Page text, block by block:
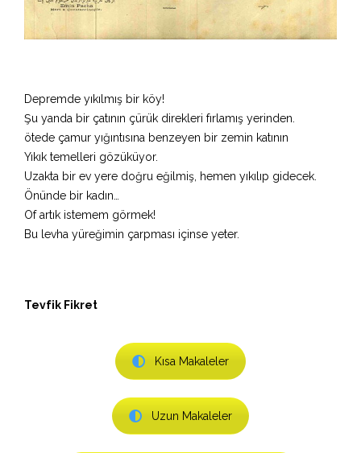
Depremde yıkılmış bir köy!
Şu yanda bir çatının çürük direkleri fırlamış yerinden.
ötede çamur yığıntısına benzeyen bir zemin katının
Yıkık temelleri gözüküyor.
Uzakta bir ev yere doğru eğilmiş, hemen yıkılıp gidecek.
Önünde bir kadın…
Of artık istemem görmek!
Bu levha yüreğimin çarpması içinse yeter.
Tevfik Fikret
Kısa Makaleler
Uzun Makaleler